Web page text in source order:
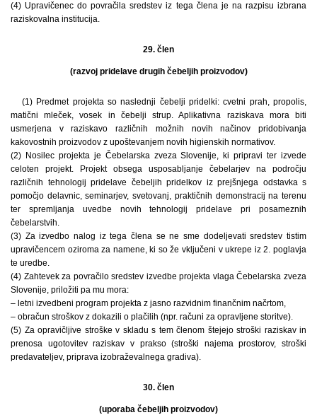
(4) Upravičenec do povračila sredstev iz tega člena je na razpisu izbrana
raziskovalna institucija.
29. člen
(razvoj pridelave drugih čebeljih proizvodov)
(1) Predmet projekta so naslednji čebelji pridelki: cvetni prah, propolis,
matični mleček, vosek in čebelji strup. Aplikativna raziskava mora biti
usmerjena v raziskavo različnih možnih novih načinov pridobivanja
kakovostnih proizvodov z upoštevanjem novih higienskih normativov.
(2) Nosilec projekta je Čebelarska zveza Slovenije, ki pripravi ter izvede
celoten projekt. Projekt obsega usposabljanje čebelarjev na področju
različnih tehnologij pridelave čebeljih pridelkov iz prejšnjega odstavka s
pomočjo delavnic, seminarjev, svetovanj, praktičnih demonstracij na terenu
ter spremljanja uvedbe novih tehnologij pridelave pri posameznih
čebelarstvih.
(3) Za izvedbo nalog iz tega člena se ne sme dodeljevati sredstev tistim
upravičencem oziroma za namene, ki so že vključeni v ukrepe iz 2. poglavja
te uredbe.
(4) Zahtevek za povračilo sredstev izvedbe projekta vlaga Čebelarska zveza
Slovenije, priložiti pa mu mora:
– letni izvedbeni program projekta z jasno razvidnim finančnim načrtom,
– obračun stroškov z dokazili o plačilih (npr. računi za opravljene storitve).
(5) Za opravičljive stroške v skladu s tem členom štejejo stroški raziskav in
prenosa ugotovitev raziskav v prakso (stroški najema prostorov, stroški
predavateljev, priprava izobraževalnega gradiva).
30. člen
(uporaba čebeljih proizvodov)